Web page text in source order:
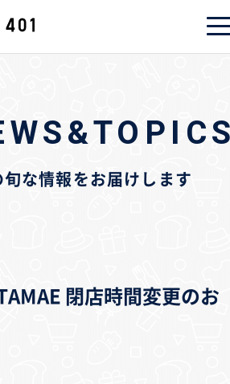
な情報をお届けします
閉店時間変更のお